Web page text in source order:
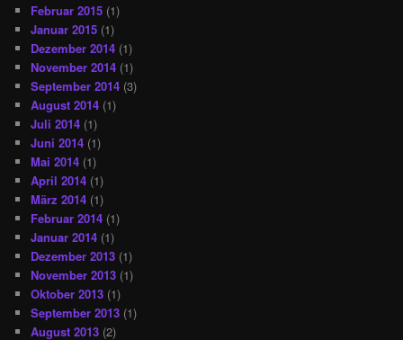
Februar 2015 (1)
Januar 2015 (1)
Dezember 2014 (1)
November 2014 (1)
September 2014 (3)
August 2014 (1)
Juli 2014 (1)
Juni 2014 (1)
Mai 2014 (1)
April 2014 (1)
März 2014 (1)
Februar 2014 (1)
Januar 2014 (1)
Dezember 2013 (1)
November 2013 (1)
Oktober 2013 (1)
September 2013 (1)
August 2013 (2)